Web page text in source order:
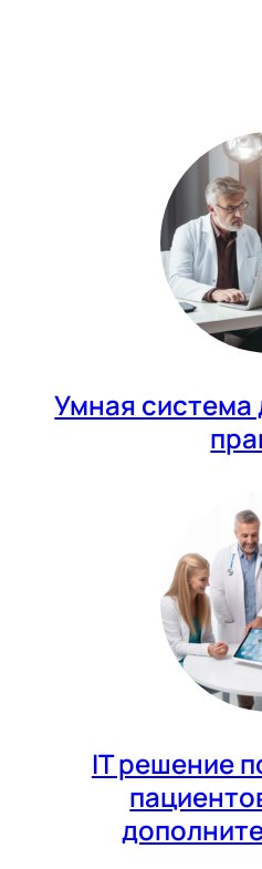
Умная система
IT решение